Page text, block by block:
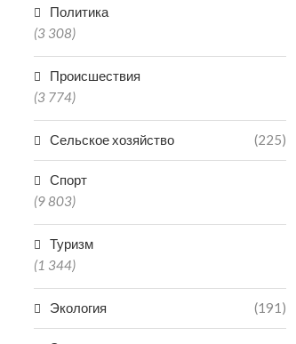
Политика
(3 308)
Происшествия
(3 774)
Сельское хозяйство (225)
Спорт
(9 803)
Туризм
(1 344)
Экология (191)